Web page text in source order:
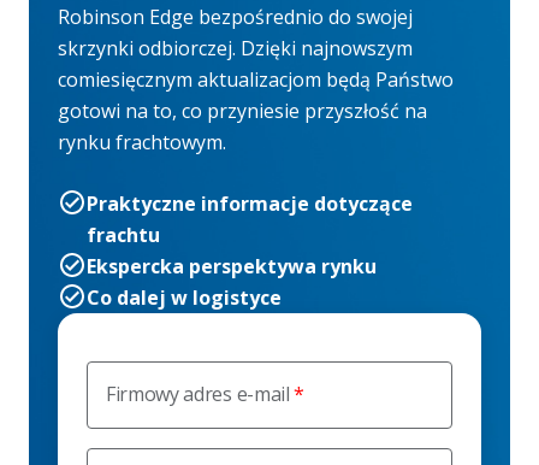
Firmowy adres e-mail
Robinson Edge bezpośrednio do swojej
skrzynki odbiorczej. Dzięki najnowszym
comiesięcznym aktualizacjom będą Państwo
gotowi na to, co przyniesie przyszłość na
rynku frachtowym.
Praktyczne informacje dotyczące
frachtu
Ekspercka perspektywa rynku
Co dalej w logistyce